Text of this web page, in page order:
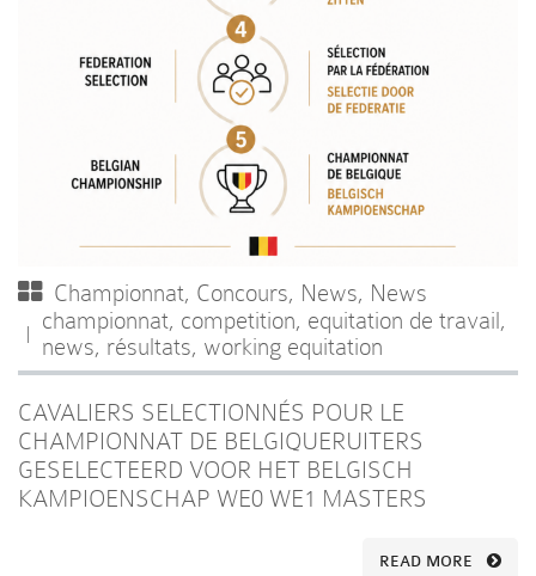
Championnat, Concours, News, News
championnat, competition, equitation de travail,
news, résultats, working equitation
CAVALIERS SELECTIONNÉS POUR LE
CHAMPIONNAT DE BELGIQUERUITERS
GESELECTEERD VOOR HET BELGISCH
KAMPIOENSCHAP WE0 WE1 MASTERS
READ MORE